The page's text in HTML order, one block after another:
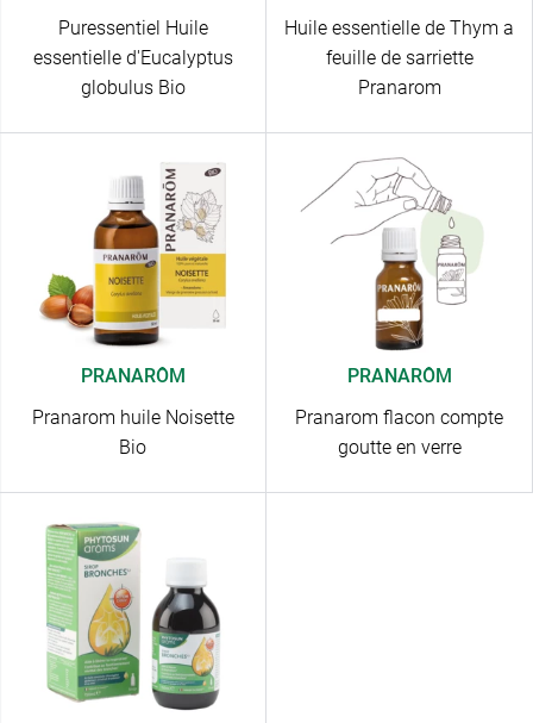
Puressentiel Huile
essentielle d'Eucalyptus
globulus Bio
Huile essentielle de Thym a
feuille de sarriette
Pranarom
PRANARÔM
Pranarom huile Noisette
Bio
PRANARÔM
Pranarom flacon compte
goutte en verre